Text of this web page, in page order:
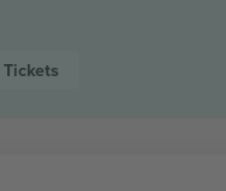
Tickets